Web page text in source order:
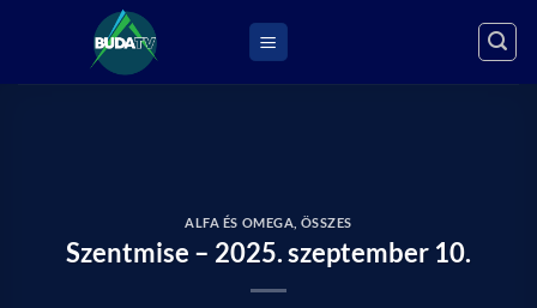
ALFA ÉS OMEGA ÖSSZES
Szentmise – 2025. szeptember 10.